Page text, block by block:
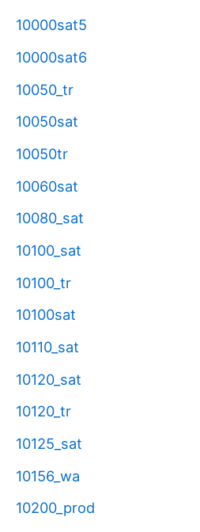
10000sat5
10000sat6
10050_tr
10050sat
10050tr
10060sat
10080_sat
10100_sat
10100_tr
10100sat
10110_sat
10120_sat
10120_tr
10125_sat
10156_wa
10200_prod